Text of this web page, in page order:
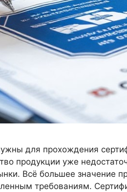
для прохождения
продукции уже
Всё большее значение
требованиям.